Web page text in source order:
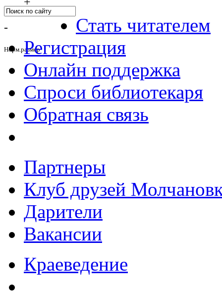
-
Норм.размер
Стать читателем
Регистрация
Онлайн поддержка
Спроси библиотекаря
Обратная связь
Партнеры
Клуб друзей
Дарители
Вакансии
Краеведение